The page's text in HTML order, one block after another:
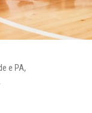
e PA,